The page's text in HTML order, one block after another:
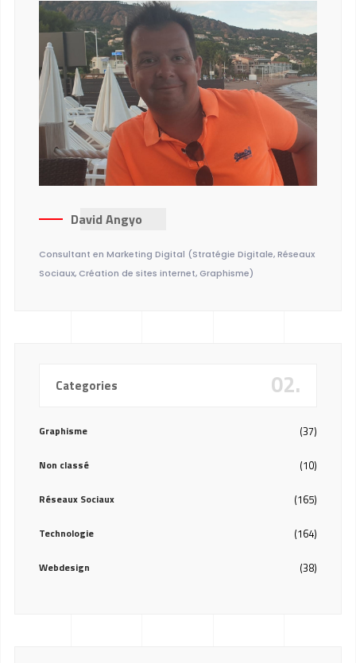
David Angyo
Consultant en Marketing Digital (Stratégie Digitale, Réseaux
Sociaux, Création de sites internet, Graphisme)
Categories 02.
Graphisme (37)
Non classé (10)
Réseaux Sociaux (165)
Technologie (164)
Webdesign (38)